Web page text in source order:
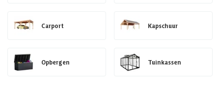
Carport Kapschuur
Opbergen Tuinkassen